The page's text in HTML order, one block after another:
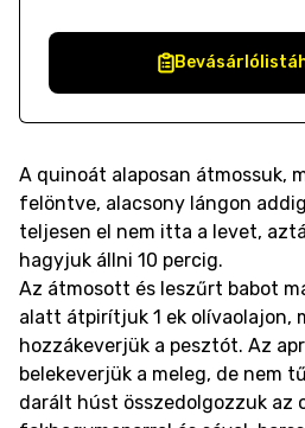
A quinoát alaposan átmossuk,
felöntve, alacsony lángon
teljesen el nem itta a levet,
hagyjuk állni 10 percig.
Az átmosott és leszűrt babot
alatt átpirítjuk 1 ek olívaolajon,
hozzákeverjük a pesztót. Az
belekeverjük a meleg, de nem
darált húst összedolgozzuk az